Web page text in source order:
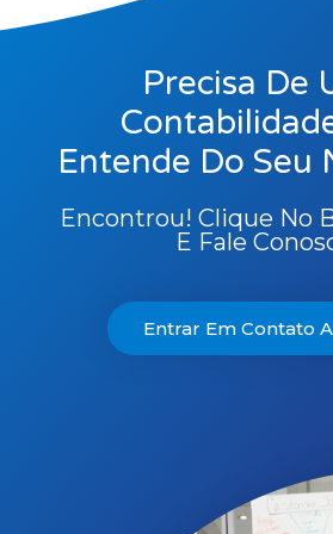
Precisa De
Entende Do Seu
Encontrou! Clique No
E Fale
Entrar Em Contato